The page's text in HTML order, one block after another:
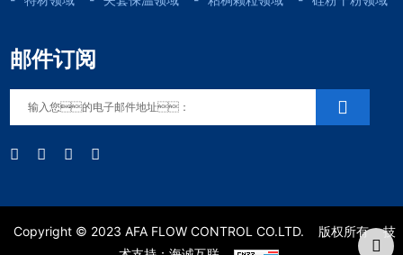
邮件订阅
Copyright © 2023 AFA FLOW CONTROL CO.LTD. 版权所有
技